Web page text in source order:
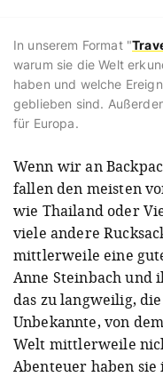
In unserem Format "
warum sie die Welt
haben und welche
geblieben sind.
für Europa.
Wenn wir an
fallen den meisten
wie Thailand oder
viele andere
mittlerweile eine
Anne Steinbach und
das zu langweilig,
Unbekannte, von
Welt mittlerweile
Abenteuer haben sie